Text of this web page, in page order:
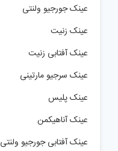
عینک جورجیو ولنتی
عینک زنیت
عینک آفتابی زنیت
عینک سرجیو مارتینی
عینک پلیس
عینک آناهیکمن
عینک آفتابی جورجیو ولنتی